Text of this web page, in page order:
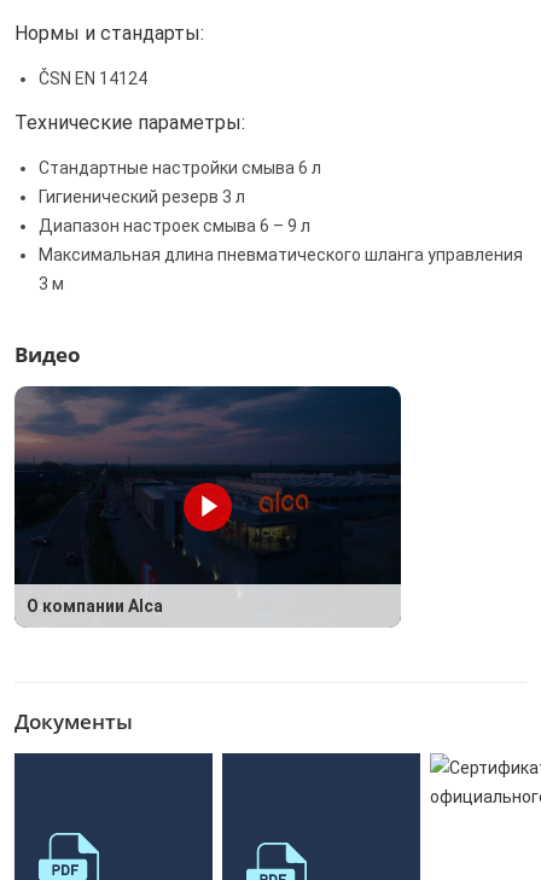
Нормы и стандарты:
ČSN EN 14124
Технические параметры:
Стандартные настройки смыва 6 л
Гигиенический резерв 3 л
Диапазон настроек смыва 6 – 9 л
Максимальная длина пневматического шланга управления
3 м
Видео
О компании Alca
Документы